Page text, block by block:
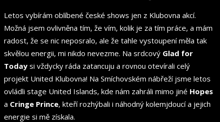
Letos vybírám oblíbené české shows jen z Klubovna akcí.
Možná jsem ovlivněna tím, že vím, kolik je za tím práce, a mám
radost, že se nic neposralo, ale že tahle vystoupení měla tak
skvělou energii, mi nikdo nevezme. Na srdcový Glad for
Today si vždycky ráda zatancuju a rovnou otevírali celý
projekt United Klubovna! Na Smíchovském nábřeží jsme letos
ovládli stage United Islands, kde nám zahráli mimo jiné Hopes
a Cringe Prince, kteří rozhýbali i náhodný kolemjdoucí a jejich
energie si mě získala.